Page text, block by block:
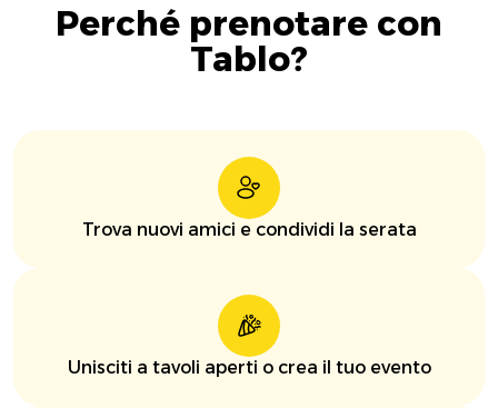
Perché prenotare con
Tablo?
Trova nuovi amici e condividi la serata
Unisciti a tavoli aperti o crea il tuo evento